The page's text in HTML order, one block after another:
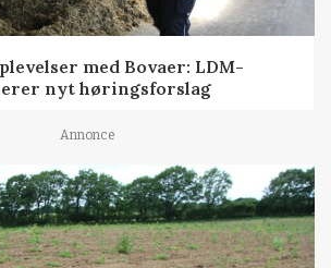
med Bovaer: LDM-
nyt høringsforslag
Annonce